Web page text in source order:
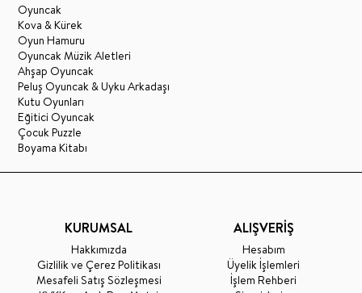
Oyuncak
Kova & Kürek
Oyun Hamuru
Oyuncak Müzik Aletleri
Ahşap Oyuncak
Peluş Oyuncak & Uyku Arkadaşı
Kutu Oyunları
Eğitici Oyuncak
Çocuk Puzzle
Boyama Kitabı
KURUMSAL
Hakkımızda
Gizlilik ve Çerez Politikası
Mesafeli Satış Sözleşmesi
ALIŞVERİŞ
Hesabım
Üyelik İşlemleri
İşlem Rehberi